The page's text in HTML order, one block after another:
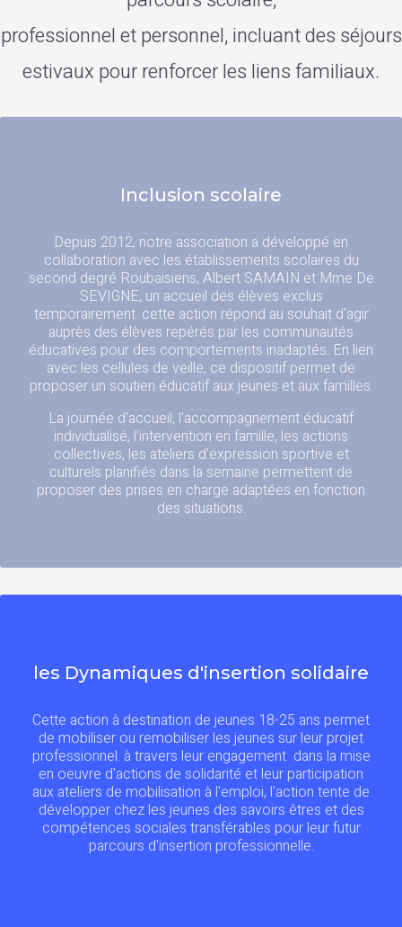
professionnel et personnel, incluant des séjours
estivaux pour renforcer les liens familiaux.
Inclusion scolaire
Depuis 2012, notre association a développé en
collaboration avec les établissements scolaires du
second degré Roubaisiens, Albert SAMAIN et Mme De
SEVIGNE, un accueil des élèves exclus
temporairement. cette action répond au souhait d'agir
auprès des élèves repérés par les communautés
éducatives pour des comportements inadaptés. En lien
avec les cellules de veille, ce dispositif permet de
proposer un soutien éducatif aux jeunes et aux familles.
La journée d'accueil, l'accompagnement éducatif
individualisé, l'intervention en famille, les actions
collectives, les ateliers d'expression sportive et
culturels planifiés dans la semaine permettent de
proposer des prises en charge adaptées en fonction
des situations.
les Dynamiques d'insertion solidaire
Cette action à destination de jeunes 18-25 ans permet
de mobiliser ou remobiliser les jeunes sur leur projet
professionnel. à travers leur engagement dans la mise
en oeuvre d'actions de solidarité et leur participation
aux ateliers de mobilisation à l'emploi, l'action tente de
développer chez les jeunes des savoirs êtres et des
compétences sociales transférables pour leur futur
parcours d'insertion professionnelle.